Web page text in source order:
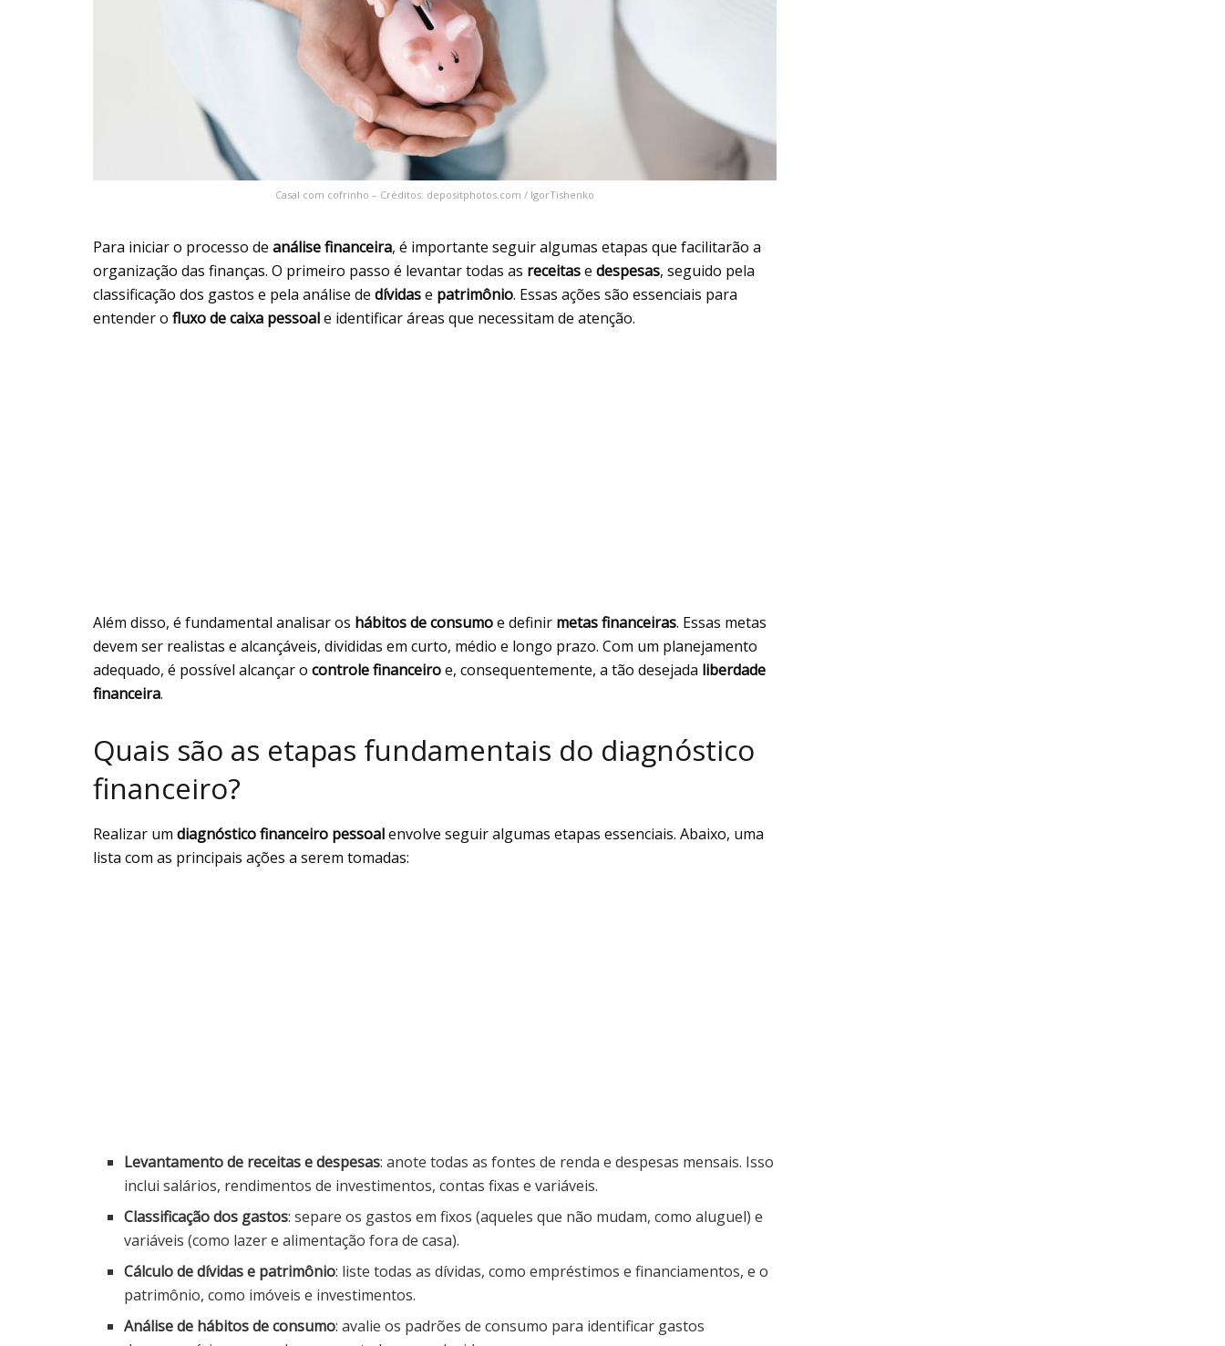
Casal com cofrinho – Créditos: depositphotos.com / IgorTishenko
Para iniciar o processo de análise financeira, é importante seguir algumas etapas que facilitarão a
organização das finanças. O primeiro passo é levantar todas as receitase despesas, seguido pela
classificação dos gastos e pela análise de dívidase patrimônio. Essas ações são essenciais para
entender o fluxo de caixa pessoale identificar áreas que necessitam de atenção.
Além disso, é fundamental analisar os hábitos de consumoe definir metas financeiras. Essas metas
devem ser realistas e alcançáveis, divididas em curto, médio e longo prazo. Com um planejamento
adequado, é possível alcançar o controle financeiroe, consequentemente, a tão desejada liberdade
financeira.
Quais são as etapas fundamentais do diagnóstico
financeiro?
Realizar um diagnóstico financeiro pessoalenvolve seguir algumas etapas essenciais. Abaixo, uma
lista com as principais ações a serem tomadas:
Levantamento de receitas e despesas: anote todas as fontes de renda e despesas mensais. Isso
inclui salários, rendimentos de investimentos, contas fixas e variáveis.
Classificação dos gastos: separe os gastos em fixos (aqueles que não mudam, como aluguel) e
variáveis (como lazer e alimentação fora de casa).
Cálculo de dívidas e patrimônio: liste todas as dívidas, como empréstimos e financiamentos, e o
patrimônio, como imóveis e investimentos.
Análise de hábitos de consumo: avalie os padrões de consumo para identificar gastos